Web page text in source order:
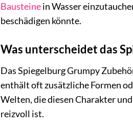
Bausteinein Wasser
beschädigen könnte.
Was unterscheidet das
Das Spiegelburg Grumpy
enthält oft zusätzliche Formen
Welten, die diesen Charakter
reizvoll ist.